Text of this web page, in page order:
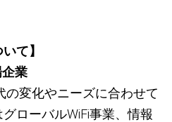
て】
業
の変化やニーズに合わせて
ローバルWiFi事業、情報